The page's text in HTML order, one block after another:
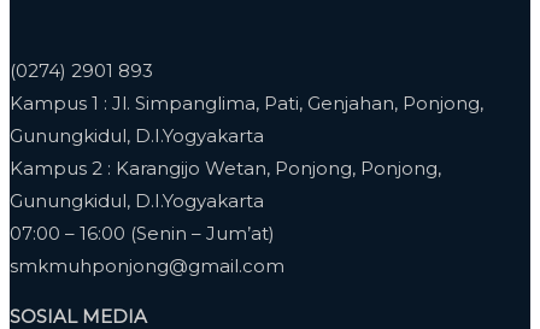
(0274) 2901 893
Kampus 1 : Jl. Simpanglima, Pati, Genjahan, Ponjong,
Gunungkidul, D.I.Yogyakarta
Kampus 2 : Karangijo Wetan, Ponjong, Ponjong,
Gunungkidul, D.I.Yogyakarta
07:00 – 16:00 (Senin – Jum’at)
smkmuhponjong@gmail.com
SOSIAL MEDIA